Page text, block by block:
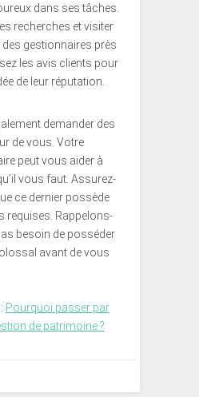
dans ses tâches.
recherches et visiter
des gestionnaires près
les avis clients pour
de leur réputation.
demander des
de vous. Votre
peut vous aider à
vous faut. Assurez-
ce dernier possède
requises. Rappelons-
besoin de posséder
avant de vous
Pourquoi passer par
de patrimoine ?